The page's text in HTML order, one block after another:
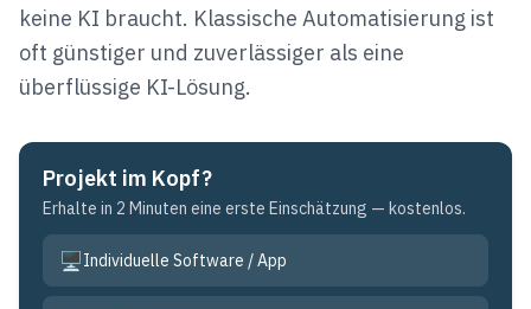
keine KI braucht. Klassische Automatisierung ist
oft günstiger und zuverlässiger als eine
überflüssige KI-Lösung.
Projekt im Kopf?
Erhalte in 2 Minuten eine erste Einschätzung — kostenlos.
🖥️Individuelle Software / App